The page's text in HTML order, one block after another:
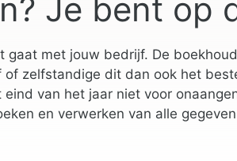
Je bent op
met jouw bedrijf. De
zelfstandige dit dan ook het
van het jaar niet voor
en verwerken van alle